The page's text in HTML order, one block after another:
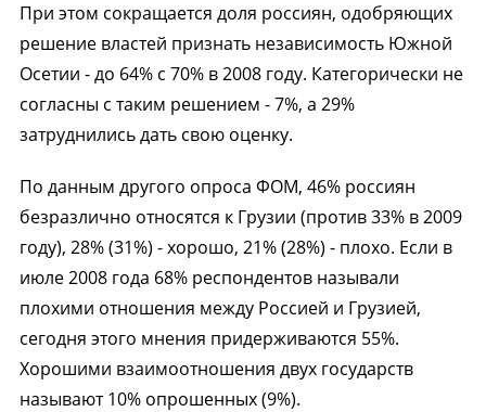
При этом сокращается доля россиян, одобряющих
решение властей признать независимость Южной
Осетии - до 64% с 70% в 2008 году. Категорически не
согласны с таким решением - 7%, а 29%
затруднились дать свою оценку.
По данным другого опроса ФОМ, 46% россиян
безразлично относятся к Грузии (против 33% в 2009
году), 28% (31%) - хорошо, 21% (28%) - плохо. Если в
июле 2008 года 68% респондентов называли
плохими отношения между Россией и Грузией,
сегодня этого мнения придерживаются 55%.
Хорошими взаимоотношения двух государств
называют 10% опрошенных (9%).